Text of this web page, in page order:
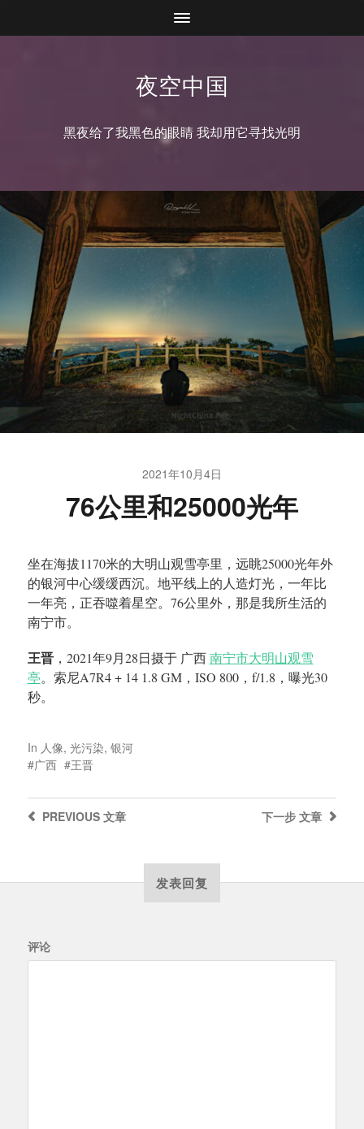
夜空中国
黑夜给了我黑色的眼睛 我却用它寻找光明
2021年10月4日
76公里和25000光年
坐在海拔1170米的大明山观雪亭里，远眺25000光年外
的银河中心缓缓西沉。地平线上的人造灯光，一年比
一年亮，正吞噬着星空。76公里外，那是我所生活的
南宁市。
王晋，2021年9月28日摄于 广西南宁市大明山观雪
亭。索尼A7R4 + 14 1.8 GM，ISO 800，f/1.8，曝光30
秒。
In 人像, 光污染, 银河
广西
王晋
下一步 文章
PREVIOUS文章
发表回复
评论